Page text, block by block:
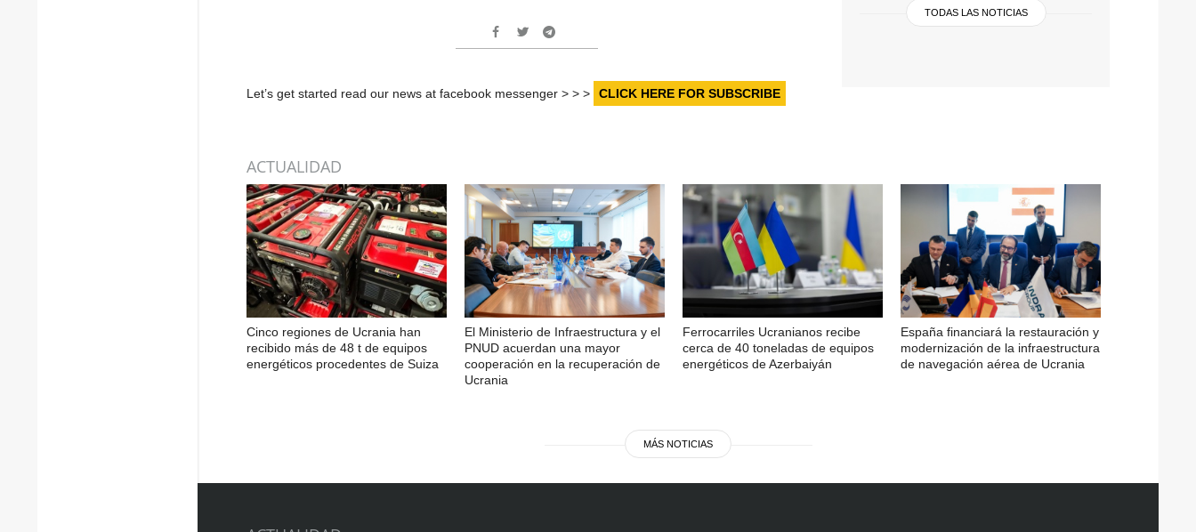
TODAS LAS NOTICIAS
Let’s get started read our news at facebook messenger > > > CLICK HERE FOR SUBSCRIBE
ACTUALIDAD
Cinco regiones de Ucrania han
recibido más de 48 t de equipos
energéticos procedentes de Suiza
El Ministerio de Infraestructura y el
PNUD acuerdan una mayor
cooperación en la recuperación de
Ucrania
Ferrocarriles Ucranianos recibe
cerca de 40 toneladas de equipos
energéticos de Azerbaiyán
España financiará la restauración y
modernización de la infraestructura
de navegación aérea de Ucrania
MÁS NOTICIAS